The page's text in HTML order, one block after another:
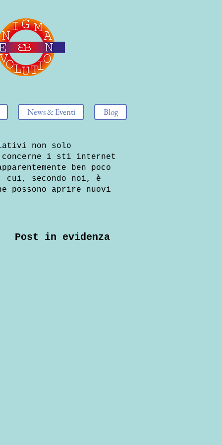
News & Eventi Blog
non solo
i sti internet
ben poco
cui, secondo noi, è
possono aprire nuovi
Post in evidenza